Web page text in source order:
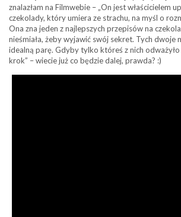
znalazłam na Filmwebie – „On jest właścicielem
czekolady, który umiera ze strachu, na myśl o
Ona zna jeden z najlepszych przepisów na
nieśmiała, żeby wyjawić swój sekret. Tych dwoje
idealną parę. Gdyby tylko któreś z nich
krok” – wiecie już co będzie dalej, prawda? :)